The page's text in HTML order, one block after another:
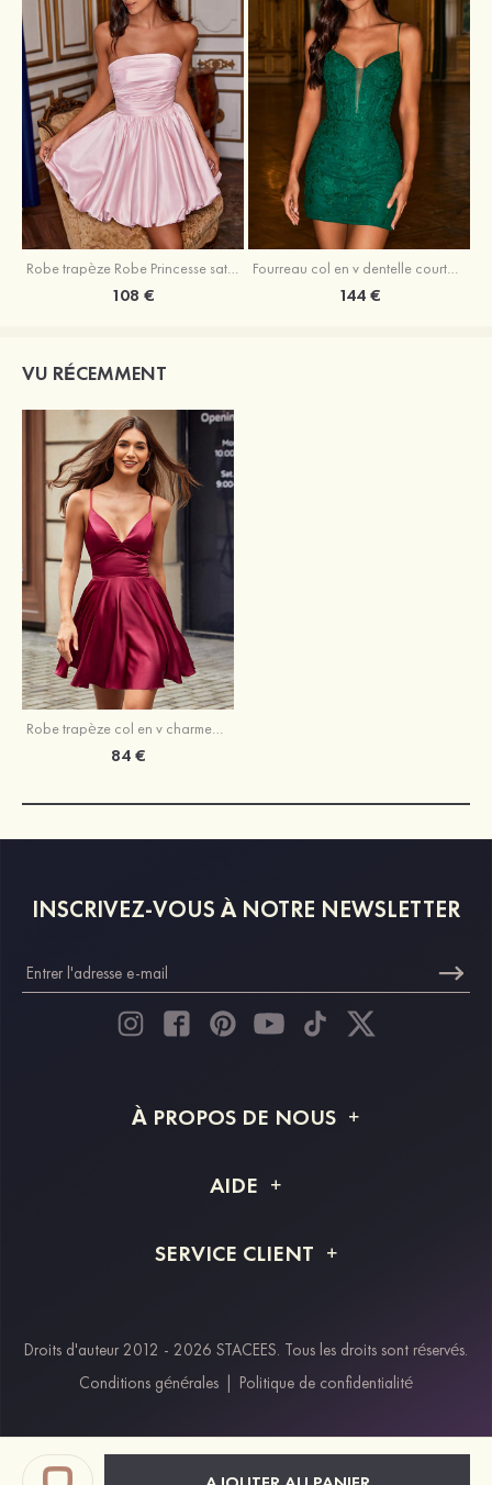
Robe trapèze Robe Princesse satin sans manches courte/mini robe de fête de la rentrée
108 €
Fourreau col en v dentelle courte/mini robe de fête de la rentré avec perles
144 €
VU RÉCEMMENT
Robe trapèze col en v charmeuse courte/mini robe de fête de la rentrée
84 €
INSCRIVEZ-VOUS À NOTRE NEWSLETTER
À PROPOS DE NOUS
Livraison
AIDE
Retour et remboursement
SERVICE CLIENT
Modes de paiement
Klarna
Paypal
Droits d'auteur 2012 - 2026 STACEES. Tous les droits sont réservés.
Conditions générales
Politique de confidentialité